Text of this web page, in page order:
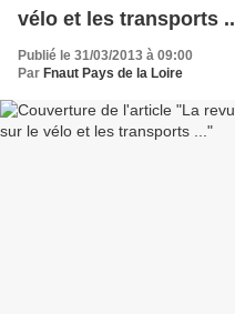
vélo et les transports
Publié le 31/03/2013 à 09:00
Par Fnaut Pays de la Loire